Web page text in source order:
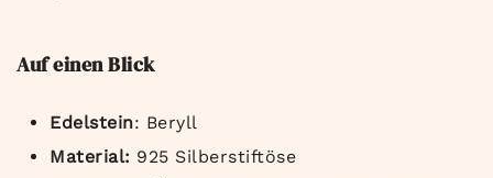
Auf einen Blick
Edelstein: Beryll
Material: 925 Silberstiftöse